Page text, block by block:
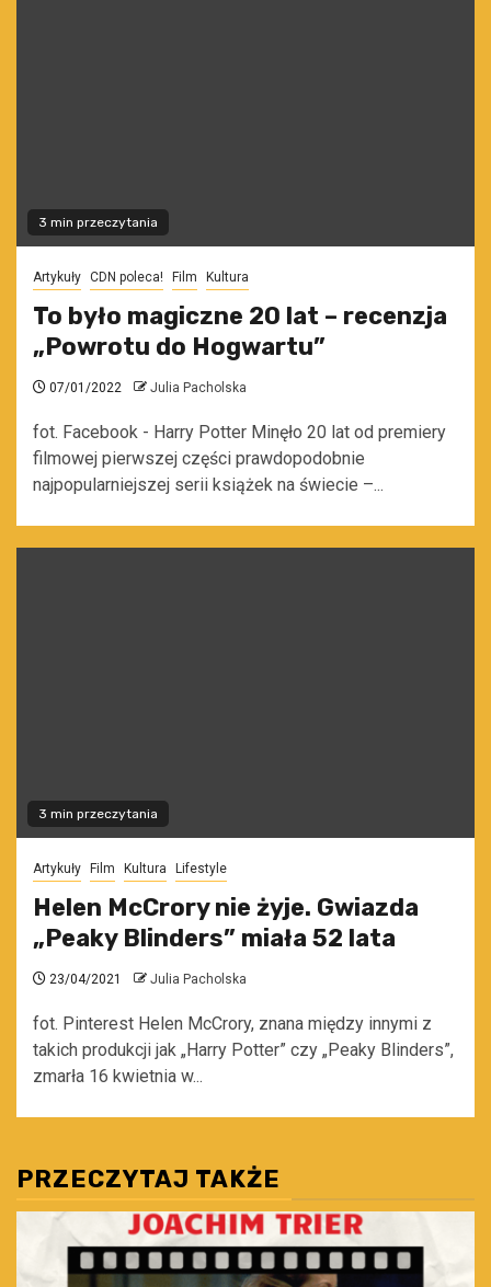
3 min przeczytania
Artykuły CDN poleca! Film Kultura
To było magiczne 20 lat – recenzja
„Powrotu do Hogwartu”
07/01/2022 Julia Pacholska
fot. Facebook - Harry Potter Minęło 20 lat od premiery
filmowej pierwszej części prawdopodobnie
najpopularniejszej serii książek na świecie –...
3 min przeczytania
Artykuły Film Kultura Lifestyle
Helen McCrory nie żyje. Gwiazda
„Peaky Blinders” miała 52 lata
23/04/2021 Julia Pacholska
fot. Pinterest Helen McCrory, znana między innymi z
takich produkcji jak „Harry Potter” czy „Peaky Blinders”,
zmarła 16 kwietnia w...
PRZECZYTAJ TAKŻE